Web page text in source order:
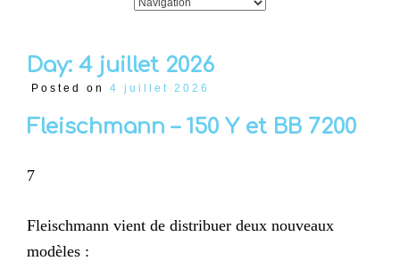
Day: 4 juillet 2026
Posted on 4 juillet 2026
Fleischmann – 150 Y et BB 7200
7
Fleischmann vient de distribuer deux nouveaux
modèles :